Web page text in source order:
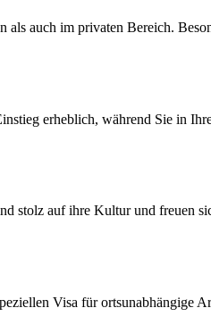
als auch im privaten Bereich.
erheblich, während Sie in
stolz auf ihre Kultur und freuen
Visa für ortsunabhängige